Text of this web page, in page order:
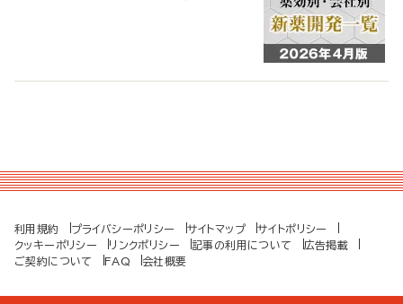
利用規約 プライバシーポリシー サイトマップ
サイトポリシー
クッキーポリシー
リンクポリシー 記事の利用について
広告掲載
ご契約について
FAQ 会社概要